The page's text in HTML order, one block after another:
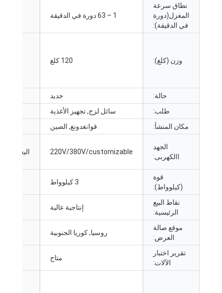
نطاق سرعة
المغزل(دورة
في الدقيقة):
وزن (كلغ):
حالة:
جديد
طلب:
سائل لزج, تجهيز الأغذية
مكان المنشأ:
قوانغدونغ, الصين
الجهد
االكهربى:
220V/380V/customizable
(كيلوواط):
نقاط البيع
الرئيسية:
إنتاجية عالية
موقع صالة
العرض:
روسيا, كوريا الجنوبية
تقرير اختبار
الآلات: